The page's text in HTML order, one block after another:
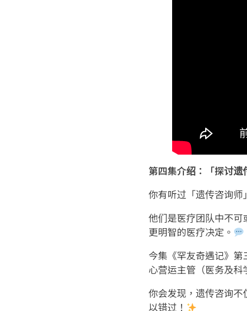
第四集介绍：「探讨遗
你有听过「遗传咨询师
他们是医疗团队中不
更明智的医疗决定。
今集《罕友奇遇记》
心营运主管（医务及
你会发现，遗传咨询
以错过！